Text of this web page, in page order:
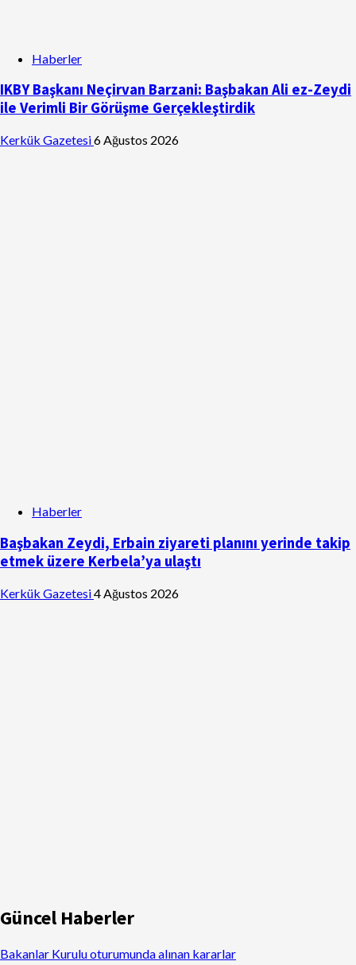
Haberler
IKBY Başkanı Neçirvan Barzani: Başbakan Ali ez-Zeydi
ile Verimli Bir Görüşme Gerçekleştirdik
Kerkük Gazetesi6 Ağustos 2026
Haberler
Başbakan Zeydi, Erbain ziyareti planını yerinde takip
etmek üzere Kerbela’ya ulaştı
Kerkük Gazetesi4 Ağustos 2026
Güncel Haberler
Bakanlar Kurulu oturumunda alınan kararlar